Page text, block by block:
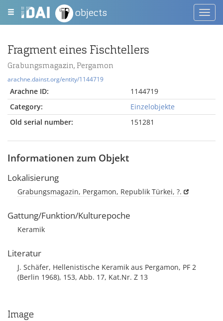
objects
Fragment eines Fischtellers
Grabungsmagazin, Pergamon
arachne.dainst.org/entity/1144719
Arachne ID:
1144719
Category:
Einzelobjekte
Old serial number:
151281
Informationen zum Objekt
Lokalisierung
Grabungsmagazin, Pergamon, Republik Türkei, ?.
Gattung/Funktion/Kulturepoche
Keramik
Literatur
J. Schäfer, Hellenistische Keramik aus Pergamon, PF 2
(Berlin 1968), 153, Abb. 17, Kat.Nr. Z 13
Image